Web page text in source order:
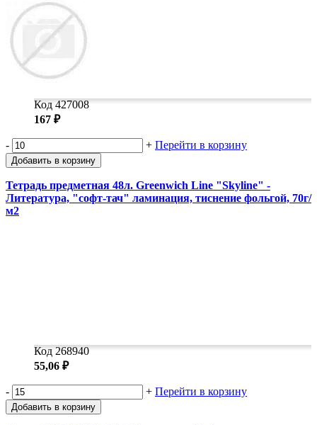
Код 427008
167 ₽
- + Перейти в корзину
Добавить в корзину
Тетрадь предметная 48л. Greenwich Line "Skyline" -
Литература, "софт-тач" ламинация, тиснение фольгой, 70г/
м2
Код 268940
55,06 ₽
- + Перейти в корзину
Добавить в корзину